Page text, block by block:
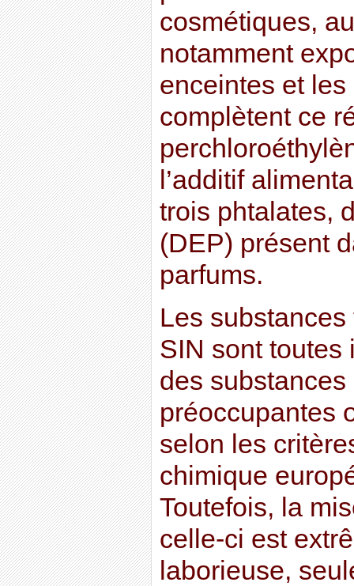
cosmétiques,
notamment
enceintes et les
complètent ce
l’additif
trois phtalates,
(DEP) présent
parfums.
Les
SIN sont toutes
des
préoccupantes
selon les
chimique
Toutefois, la
celle-ci est
laborieuse,